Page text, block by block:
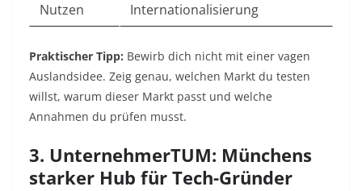
Nutzen
Internationalisierung
Praktischer Tipp: Bewirb dich nicht mit einer vagen
Auslandsidee. Zeig genau, welchen Markt du testen
willst, warum dieser Markt passt und welche
Annahmen du prüfen musst.
3. UnternehmerTUM: Münchens
starker Hub für Tech-Gründer